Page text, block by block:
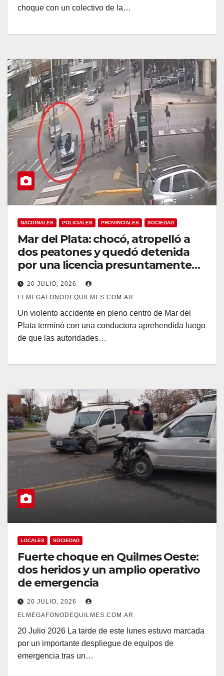
choque con un colectivo de la…
NACIONALES POLICIALES PROVINCIALES SOCIEDAD
Mar del Plata: chocó, atropelló a
dos peatones y quedó detenida
por una licencia presuntamente
falsa
20 JULIO, 2026
ELMEGAFONODEQUILMES.COM.AR
Un violento accidente en pleno centro de Mar del
Plata terminó con una conductora aprehendida luego
de que las autoridades…
LOCALES SOCIEDAD
Fuerte choque en Quilmes Oeste:
dos heridos y un amplio operativo
de emergencia
20 JULIO, 2026
ELMEGAFONODEQUILMES.COM.AR
20 Julio 2026 La tarde de este lunes estuvo marcada
por un importante despliegue de equipos de
emergencia tras un…